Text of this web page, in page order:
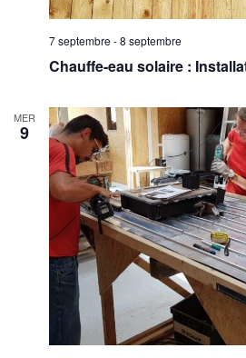
7 septembre -8 septembre
Chauffe-eau solaire :
MER
9